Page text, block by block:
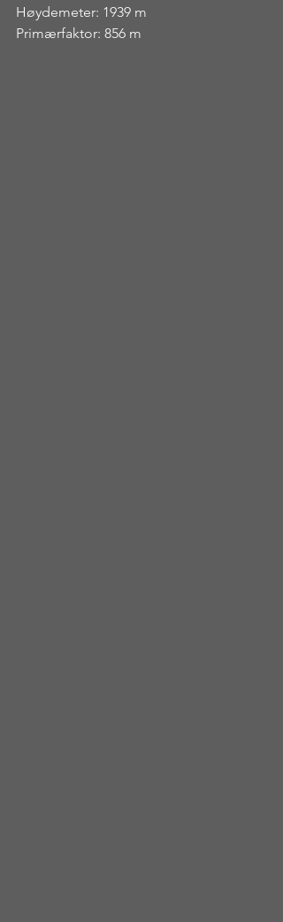
Høydemeter: 1939 m
Primærfaktor: 856 m